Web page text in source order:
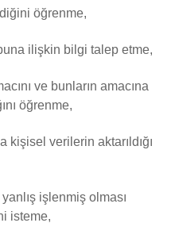
öğrenme,
ilişkin bilgi talep etme,
ve bunların amacına
öğrenme,
kişisel verilerin aktarıldığı
işlenmiş olması
isteme,